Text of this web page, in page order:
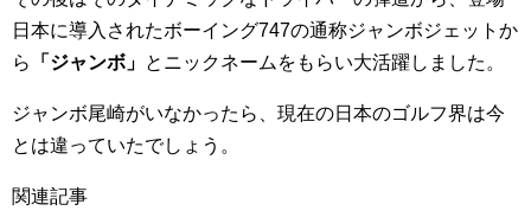
日本に導入されたボーイング747の通称ジャンボジェットか
ら
「ジャンボ」 とニックネームをもらい大活躍しました。
ジャンボ尾崎がいなかったら、現在の日本のゴルフ界は今
とは違っていたでしょう。
関連記事